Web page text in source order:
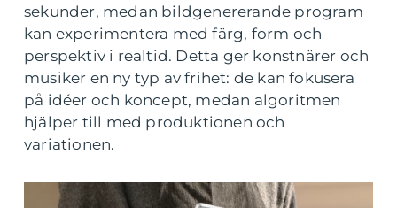
sekunder, medan bildgenererande program
kan experimentera med färg, form och
perspektiv i realtid. Detta ger konstnärer och
musiker en ny typ av frihet: de kan fokusera
på idéer och koncept, medan algoritmen
hjälper till med produktionen och
variationen.